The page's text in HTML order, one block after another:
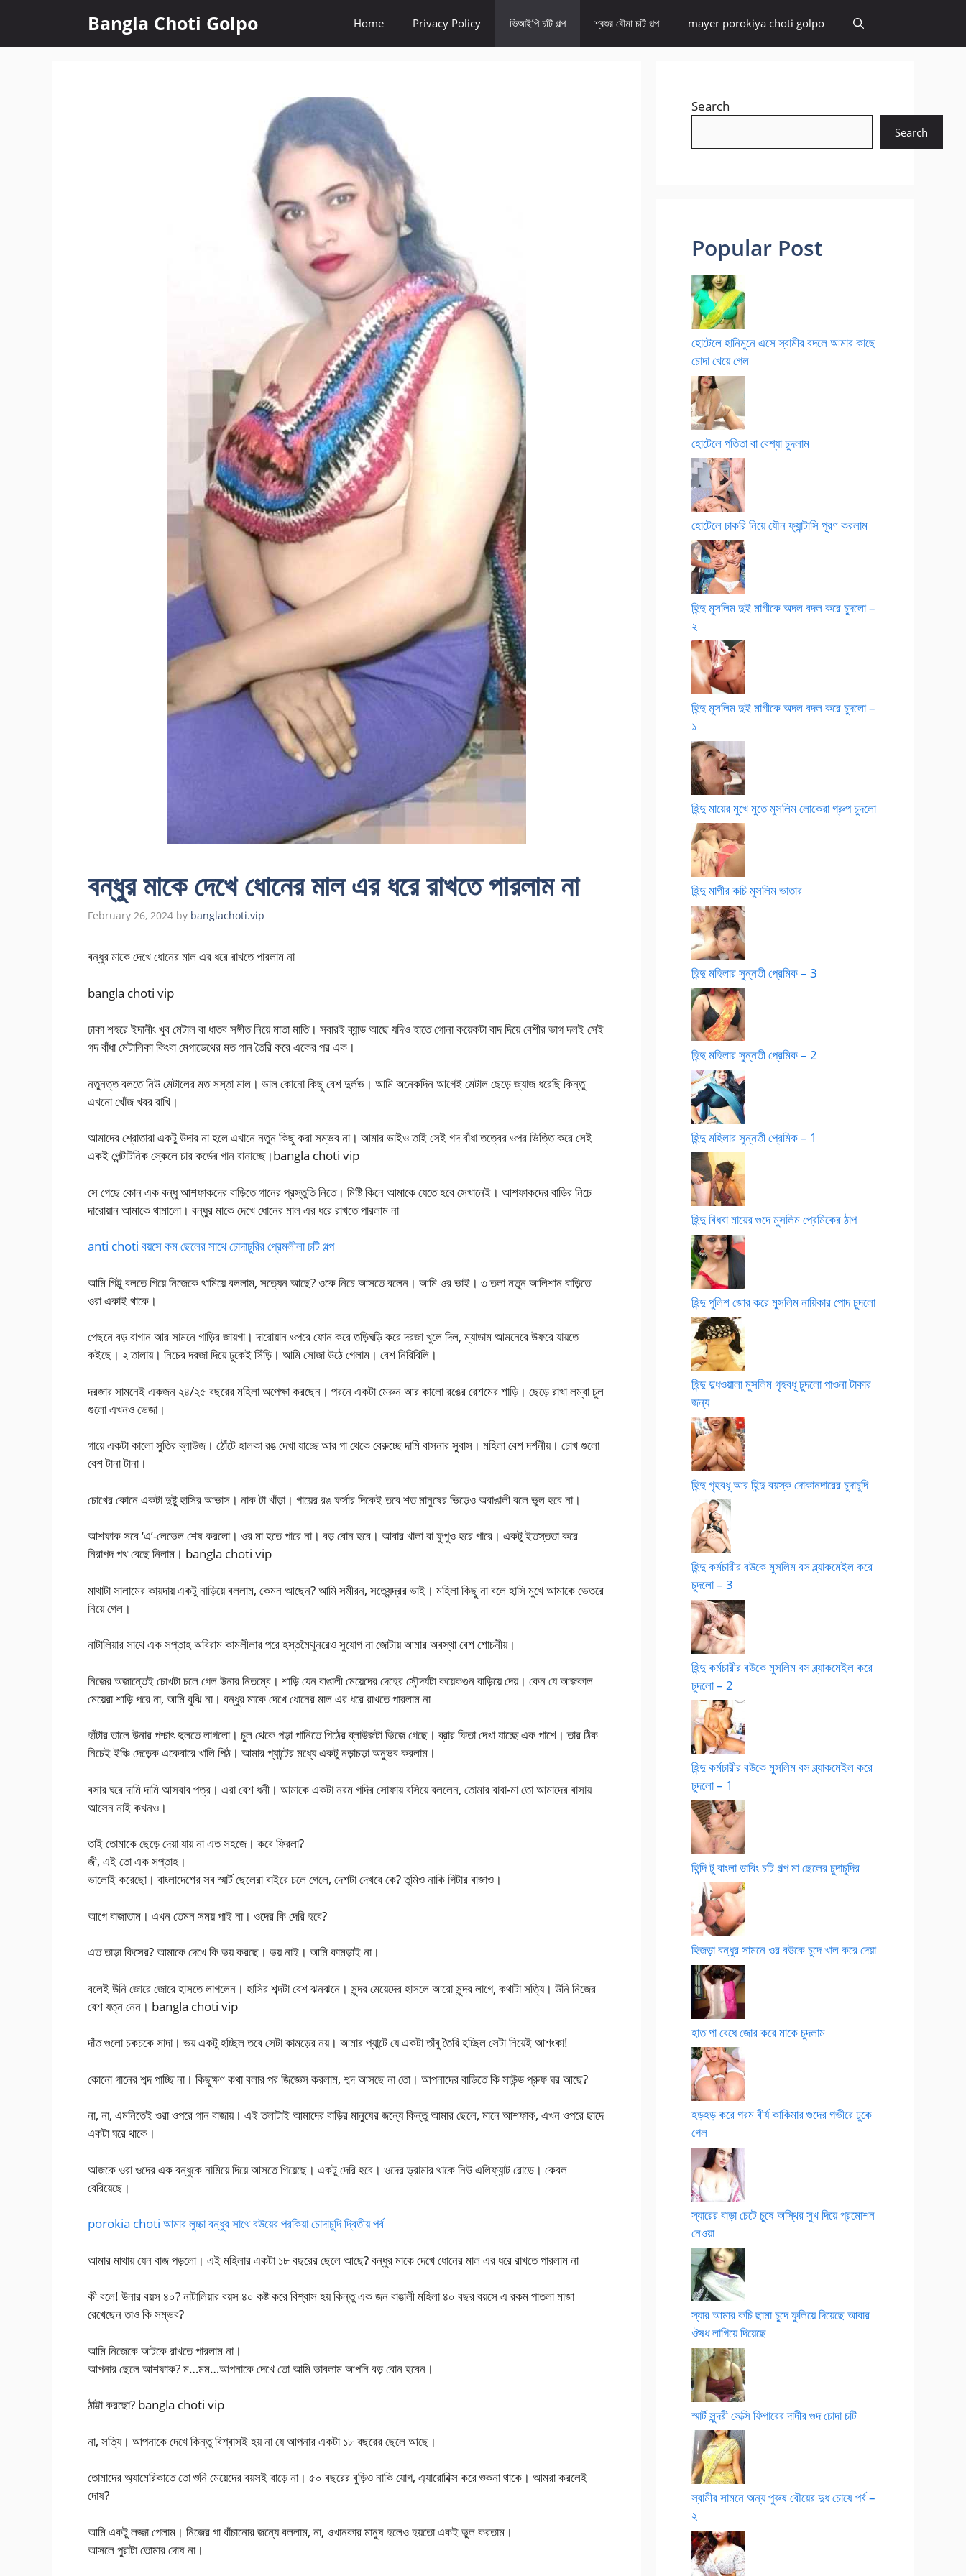
content
Bangla Choti Golpo Home Privacy Policy ভিআইপি চটি গল্প শ্বশুর বৌমা চটি গল্প mayer porokiya choti golpo
বন্ধুর মাকে দেখে ধোনের মাল এর ধরে রাখতে পারলাম না
February 26, 2024 by banglachoti.vip
বন্ধুর মাকে দেখে ধোনের মাল এর ধরে রাখতে পারলাম না
bangla choti vip
ঢাকা শহরে ইদানীং খুব মেটাল বা ধাতব সঙ্গীত নিয়ে মাতা মাতি। সবারই ব্যান্ড আছে যদিও হাতে গোনা কয়েকটা বাদ দিয়ে বেশীর ভাগ দলই সেই
গদ বাঁধা মেটালিকা কিংবা মেগাডেথের মত গান তৈরি করে একের পর এক।
নতুনত্ত বলতে নিউ মেটালের মত সস্তা মাল। ভাল কোনো কিছু বেশ দুর্লভ। আমি অনেকদিন আগেই মেটাল ছেড়ে জ্যাজ ধরেছি কিন্তু
এখনো খোঁজ খবর রাখি।
আমাদের শ্রোতারা একটু উদার না হলে এখানে নতুন কিছু করা সম্ভব না। আমার ভাইও তাই সেই গদ বাঁধা তত্বের ওপর ভিত্তি করে সেই
একই পেন্টাটনিক স্কেলে চার কর্ডের গান বানাচ্ছে।bangla choti vip
সে গেছে কোন এক বন্ধু আশফাকদের বাড়িতে গানের প্রস্তুতি নিতে। মিষ্টি কিনে আমাকে যেতে হবে সেখানেই। আশফাকদের বাড়ির নিচে
দারোয়ান আমাকে থামালো। বন্ধুর মাকে দেখে ধোনের মাল এর ধরে রাখতে পারলাম না
anti choti বয়সে কম ছেলের সাথে চোদাচুরির প্রেমলীলা চটি গল্প
আমি গিট্টু বলতে গিয়ে নিজেকে থামিয়ে বললাম, সত্যেন আছে? ওকে নিচে আসতে বলেন। আমি ওর ভাই। ৩ তলা নতুন আলিশান বাড়িতে
ওরা একাই থাকে।
পেছনে বড় বাগান আর সামনে গাড়ির জায়গা। দারোয়ান ওপরে ফোন করে তড়িঘড়ি করে দরজা খুলে দিল, ম্যাডাম আমনেরে উফরে যায়তে
কইছে। ২ তালায়। নিচের দরজা দিয়ে ঢুকেই সিঁড়ি। আমি সোজা উঠে গেলাম। বেশ নিরিবিলি।
দরজার সামনেই একজন ২৪/২৫ বছরের মহিলা অপেক্ষা করছেন। পরনে একটা মেরুন আর কালো রঙের রেশমের শাড়ি। ছেড়ে রাখা লম্বা চুল
গুলো এখনও ভেজা।
গায়ে একটা কালো সুতির ব্লাউজ। ঠোঁটে হালকা রঙ দেখা যাচ্ছে আর গা থেকে বেরুচ্ছে দামি বাসনার সুবাস। মহিলা বেশ দর্শনীয়। চোখ গুলো
বেশ টানা টানা।
চোখের কোনে একটা দুষ্টু হাসির আভাস। নাক টা খাঁড়া। গায়ের রঙ ফর্সার দিকেই তবে শত মানুষের ভিড়েও অবাঙালী বলে ভুল হবে না।
আশফাক সবে ‘এ’-লেভেল শেষ করলো। ওর মা হতে পারে না। বড় বোন হবে। আবার খালা বা ফুপুও হরে পারে। একটু ইতস্ততা করে
নিরাপদ পথ বেছে নিলাম। bangla choti vip
মাথাটা সালামের কায়দায় একটু নাড়িয়ে বললাম, কেমন আছেন? আমি সমীরন, সত্যেন্দ্রর ভাই। মহিলা কিছু না বলে হাসি মুখে আমাকে ভেতরে
নিয়ে গেল।
নাটালিয়ার সাথে এক সপ্তাহ অবিরাম কামলীলার পরে হস্তমৈথুনরেও সুযোগ না জোটায় আমার অবস্থা বেশ শোচনীয়।
নিজের অজান্তেই চোখটা চলে গেল উনার নিতম্বে। শাড়ি যেন বাঙালী মেয়েদের দেহের সৌন্দর্যটা কয়েকগুন বাড়িয়ে দেয়। কেন যে আজকাল
মেয়েরা শাড়ি পরে না, আমি বুঝি না। বন্ধুর মাকে দেখে ধোনের মাল এর ধরে রাখতে পারলাম না
হাঁটার তালে উনার পশ্চাৎ দুলতে লাগলো। চুল থেকে পড়া পানিতে পিঠের ব্লাউজটা ভিজে গেছে। ব্রার ফিতা দেখা যাচ্ছে এক পাশে। তার ঠিক
নিচেই ইঞ্চি দেড়েক একেবারে খালি পিঠ। আমার প্যান্টের মধ্যে একটু নড়াচড়া অনুভব করলাম।
বসার ঘরে দামি দামি আসবাব পত্র। এরা বেশ ধনী। আমাকে একটা নরম গদির সোফায় বসিয়ে বললেন, তোমার বাবা-মা তো আমাদের বাসায়
আসেন নাই কখনও।
তাই তোমাকে ছেড়ে দেয়া যায় না এত সহজে। কবে ফিরলা?
জী, এই তো এক সপ্তাহ।
ভালোই করেছো। বাংলাদেশের সব স্মার্ট ছেলেরা বাইরে চলে গেলে, দেশটা দেখবে কে? তুমিও নাকি গিটার বাজাও।
আগে বাজাতাম। এখন তেমন সময় পাই না। ওদের কি দেরি হবে?
এত তাড়া কিসের? আমাকে দেখে কি ভয় করছে। ভয় নাই। আমি কামড়াই না।
বলেই উনি জোরে জোরে হাসতে লাগলেন। হাসির শব্দটা বেশ ঝনঝনে। সুন্দর মেয়েদের হাসলে আরো সুন্দর লাগে, কথাটা সত্যি। উনি নিজের
বেশ যত্ন নেন। bangla choti vip
দাঁত গুলো চকচকে সাদা। ভয় একটু হচ্ছিল তবে সেটা কামড়ের নয়। আমার প্যান্টে যে একটা তাঁবু তৈরি হচ্ছিল সেটা নিয়েই আশংকা!
কোনো গানের শব্দ পাচ্ছি না। কিছুক্ষণ কথা বলার পর জিজ্ঞেস করলাম, শব্দ আসছে না তো। আপনাদের বাড়িতে কি সাউন্ড প্রুফ ঘর আছে?
না, না, এমনিতেই ওরা ওপরে গান বাজায়। এই তলাটাই আমাদের বাড়ির মানুষের জন্যে কিন্তু আমার ছেলে, মানে আশফাক, এখন ওপরে ছাদে
একটা ঘরে থাকে।
আজকে ওরা ওদের এক বন্ধুকে নামিয়ে দিয়ে আসতে গিয়েছে। একটু দেরি হবে। ওদের ড্রামার থাকে নিউ এলিফ্যান্ট রোডে। কেবল
বেরিয়েছে।
porokia choti আমার লুচ্চা বন্ধুর সাথে বউয়ের পরকিয়া চোদাচুদি দ্বিতীয় পর্ব
আমার মাথায় যেন বাজ পড়লো। এই মহিলার একটা ১৮ বছরের ছেলে আছে? বন্ধুর মাকে দেখে ধোনের মাল এর ধরে রাখতে পারলাম না
কী বলে! উনার বয়স ৪০? নাটালিয়ার বয়স ৪০ কষ্ট করে বিশ্বাস হয় কিন্তু এক জন বাঙালী মহিলা ৪০ বছর বয়সে এ রকম পাতলা মাজা
রেখেছেন তাও কি সম্ভব?
আমি নিজেকে আটকে রাখতে পারলাম না।
আপনার ছেলে আশফাক? ম…মম…আপনাকে দেখে তো আমি ভাবলাম আপনি বড় বোন হবেন।
ঠাট্টা করছো? bangla choti vip
না, সত্যি। আপনাকে দেখে কিন্তু বিশ্বাসই হয় না যে আপনার একটা ১৮ বছরের ছেলে আছে।
তোমাদের অ্যামেরিকাতে তো শুনি মেয়েদের বয়সই বাড়ে না। ৫০ বছরের বুড়িও নাকি যোগ, এ্যারোবিক্স করে শুকনা থাকে। আমরা করলেই
দোষ?
আমি একটু লজ্জা পেলাম। নিজের গা বাঁচানোর জন্যে বললাম, না, ওখানকার মানুষ হলেও হয়তো একই ভুল করতাম।
আসলে পুরাটা তোমার দোষ না।
Search
Search
Popular Post
হোটেলে হানিমুনে এসে স্বামীর বদলে আমার কাছে
চোদা খেয়ে গেল
হোটেলে পতিতা বা বেশ্যা চুদলাম
হোটেলে চাকরি নিয়ে যৌন ফ্যান্টাসি পূরণ করলাম
হিন্দু মুসলিম দুই মাগীকে অদল বদল করে চুদলো –
২
হিন্দু মুসলিম দুই মাগীকে অদল বদল করে চুদলো –
১
হিন্দু মায়ের মুখে মুতে মুসলিম লোকেরা গ্রুপ চুদলো
হিন্দু মাগীর কচি মুসলিম ভাতার
হিন্দু মহিলার সুন্নতী প্রেমিক – 3
হিন্দু মহিলার সুন্নতী প্রেমিক – 2
হিন্দু মহিলার সুন্নতী প্রেমিক – 1
হিন্দু বিধবা মায়ের গুদে মুসলিম প্রেমিকের ঠাপ
হিন্দু পুলিশ জোর করে মুসলিম নায়িকার পোদ চুদলো
হিন্দু দুধওয়ালা মুসলিম গৃহবধূ চুদলো পাওনা টাকার
জন্য
হিন্দু গৃহবধূ আর হিন্দু বয়স্ক দোকানদারের চুদাচুদি
হিন্দু কর্মচারীর বউকে মুসলিম বস ব্ল্যাকমেইল করে
চুদলো – 3
হিন্দু কর্মচারীর বউকে মুসলিম বস ব্ল্যাকমেইল করে
চুদলো – 2
হিন্দু কর্মচারীর বউকে মুসলিম বস ব্ল্যাকমেইল করে
চুদলো – 1
হিন্দি টু বাংলা ডাবিং চটি গল্প মা ছেলের চুদাচুদির
হিজড়া বন্ধুর সামনে ওর বউকে চুদে খাল করে দেয়া
হাত পা বেধে জোর করে মাকে চুদলাম
হড়হড় করে গরম বীর্য কাকিমার গুদের গভীরে ঢুকে
গেল
স্যারের বাড়া চেটে চুষে অস্থির সুখ দিয়ে প্রমোশন
নেওয়া
স্যার আমার কচি ছামা চুদে ফুলিয়ে দিয়েছে আবার
ঔষধ লাগিয়ে দিয়েছে
স্মার্ট সুন্দরী সেক্সি ফিগারের দাদীর গুদ চোদা চটি
স্বামীর সামনে অন্য পুরুষ বৌয়ের দুধ চোষে পর্ব –
২